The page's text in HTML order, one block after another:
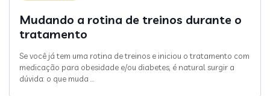
Mudando a rotina de treinos durante o
tratamento
Se você já tem uma rotina de treinos e iniciou o tratamento com
medicação para obesidade e/ou diabetes, é natural surgir a
dúvida: o que muda